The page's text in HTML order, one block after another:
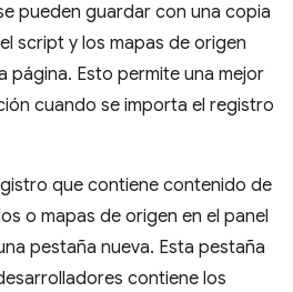
pueden guardar con una copia
script y los mapas de origen
página. Esto permite una mejor
cuando se importa el registro
que contiene contenido de
o mapas de origen en el panel
pestaña nueva. Esta pestaña
contiene los